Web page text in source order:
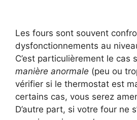
Les fours sont souvent
dysfonctionnements au
C’est particulièrement le cas
manière anormale (peu ou
vérifier si le thermostat est
certains cas, vous serez
D’autre part, si votre four ne